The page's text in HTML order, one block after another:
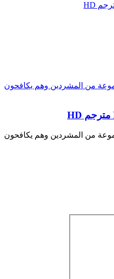
من المشردين وهم يكافحون
من المشردين وهم يكافحون